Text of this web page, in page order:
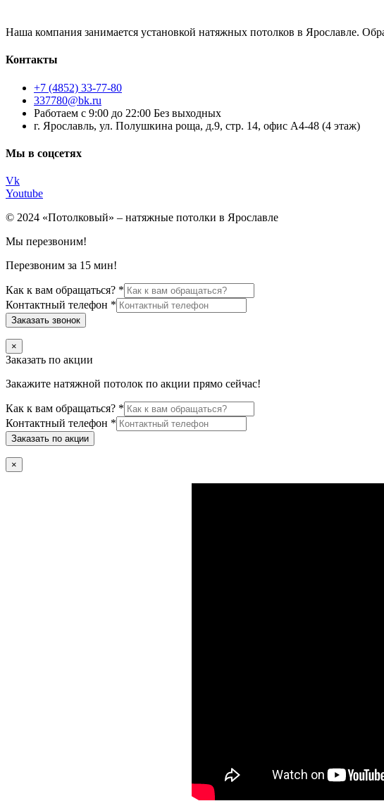
Наша компания занимается установкой натяжных потолков в Ярославле.
Контакты
+7 (4852) 33-77-80
337780@bk.ru
Работаем с 9:00 до 22:00 Без выходных
г. Ярославль, ул. Полушкина роща, д.9, стр. 14, офис А4-48 (4 этаж)
Мы в соцсетях
Vk
Youtube
© 2024 «Потолковый» – натяжные потолки в Ярославле
Мы перезвоним!
Перезвоним за 15 мин!
Как к вам обращаться? *
Контактный телефон *
Заказать звонок
×
Заказать по акции
Закажите натяжной потолок по акции прямо сейчас!
Как к вам обращаться? *
Контактный телефон *
Заказать по акции
×